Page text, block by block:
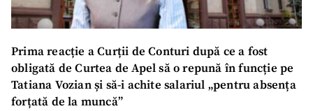
Prima reacție a Curții de Conturi după ce a fost
obligată de Curtea de Apel să o repună în funcție pe
Tatiana Vozian și să-i achite salariul „pentru absența
forțată de la muncă”